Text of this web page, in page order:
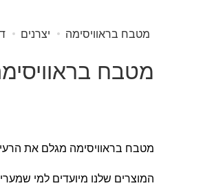
אביזרי אופנהיצרנים מטבח בראוויסימה
מטבח
מטבח בראוויסימה מגלם את
המוצרים שלנו מיועדים למי